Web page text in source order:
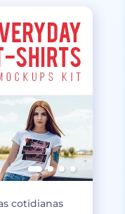
cotidianas